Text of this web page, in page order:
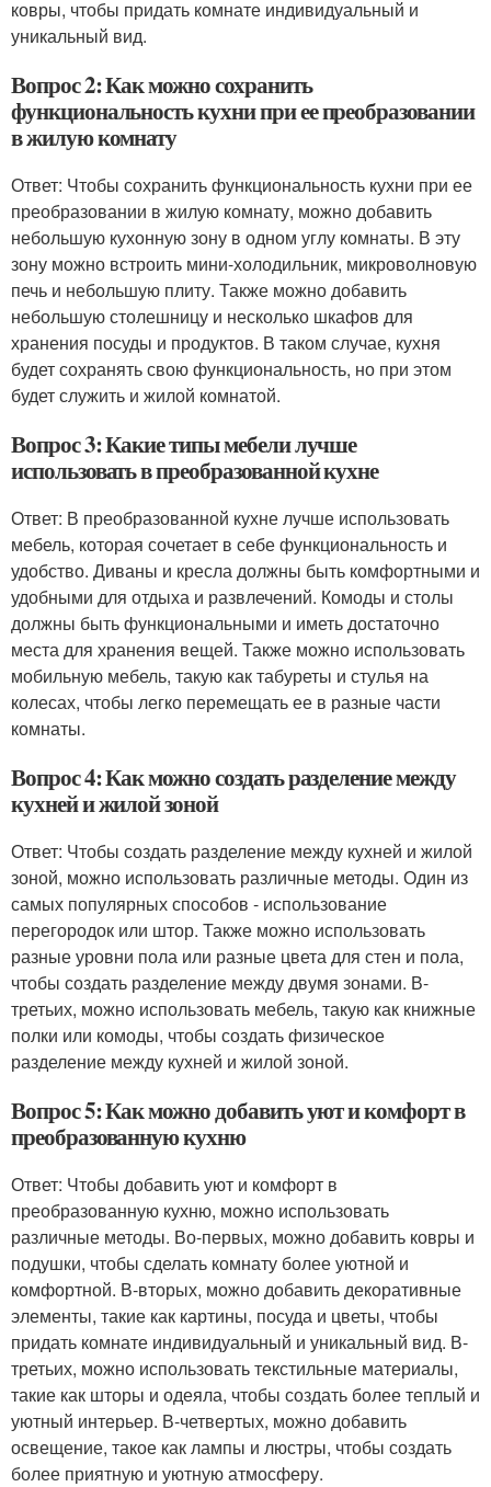
ковры, чтобы придать комнате индивидуальный и
уникальный вид.
Вопрос 2: Как можно сохранить
функциональность кухни при ее преобразовании
в жилую комнату
Ответ: Чтобы сохранить функциональность кухни при ее
преобразовании в жилую комнату, можно добавить
небольшую кухонную зону в одном углу комнаты. В эту
зону можно встроить мини-холодильник, микроволновую
печь и небольшую плиту. Также можно добавить
небольшую столешницу и несколько шкафов для
хранения посуды и продуктов. В таком случае, кухня
будет сохранять свою функциональность, но при этом
будет служить и жилой комнатой.
Вопрос 3: Какие типы мебели лучше
использовать в преобразованной кухне
Ответ: В преобразованной кухне лучше использовать
мебель, которая сочетает в себе функциональность и
удобство. Диваны и кресла должны быть комфортными и
удобными для отдыха и развлечений. Комоды и столы
должны быть функциональными и иметь достаточно
места для хранения вещей. Также можно использовать
мобильную мебель, такую как табуреты и стулья на
колесах, чтобы легко перемещать ее в разные части
комнаты.
Вопрос 4: Как можно создать разделение между
кухней и жилой зоной
Ответ: Чтобы создать разделение между кухней и жилой
зоной, можно использовать различные методы. Один из
самых популярных способов - использование
перегородок или штор. Также можно использовать
разные уровни пола или разные цвета для стен и пола,
чтобы создать разделение между двумя зонами. В-
третьих, можно использовать мебель, такую как книжные
полки или комоды, чтобы создать физическое
разделение между кухней и жилой зоной.
Вопрос 5: Как можно добавить уют и комфорт в
преобразованную кухню
Ответ: Чтобы добавить уют и комфорт в
преобразованную кухню, можно использовать
различные методы. Во-первых, можно добавить ковры и
подушки, чтобы сделать комнату более уютной и
комфортной. В-вторых, можно добавить декоративные
элементы, такие как картины, посуда и цветы, чтобы
придать комнате индивидуальный и уникальный вид. В-
третьих, можно использовать текстильные материалы,
такие как шторы и одеяла, чтобы создать более теплый и
уютный интерьер. В-четвертых, можно добавить
освещение, такое как лампы и люстры, чтобы создать
более приятную и уютную атмосферу.